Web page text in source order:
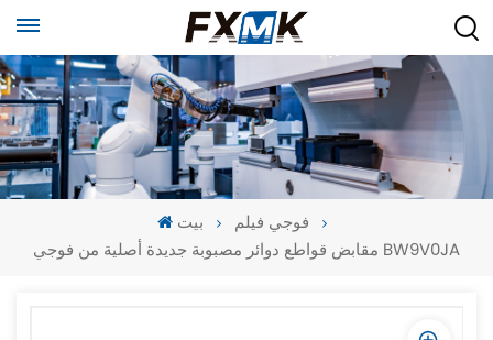
بيت
فوجي فيلم
مقابض قواطع دوائر مصبوبة جديدة أصلية من فوجي BW9V0JA